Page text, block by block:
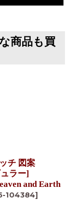
商品も買
チ 図案
ラー]
and Earth
104384]